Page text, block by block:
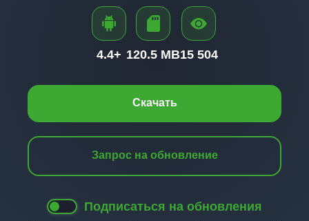
Скачать
Запрос на обновление
Подписаться на обновления
4.4+ 120.5 MB15 504